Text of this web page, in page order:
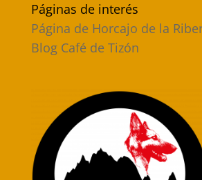
Páginas de interés
Página de Horcajo de la
Blog Café de Tizón